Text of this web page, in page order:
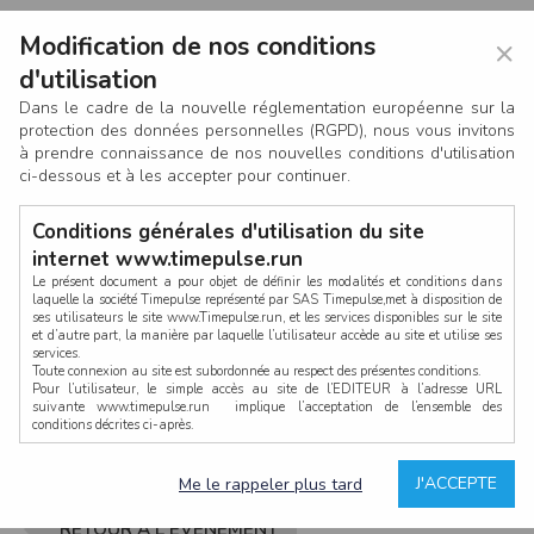
CONNEXION
RETOUR À L'ÉVÈNEMENT
×
Modification de nos conditions
d'utilisation
Dans le cadre de la nouvelle réglementation européenne sur la
protection des données personnelles (RGPD), nous vous invitons
à prendre connaissance de nos nouvelles conditions d'utilisation
ci-dessous et à les accepter pour continuer.
Conditions générales d'utilisation du site
internet www.timepulse.run
Le présent document a pour objet de définir les modalités et conditions dans
laquelle la société Timepulse représenté par SAS Timepulse,met à disposition de
ses utilisateurs le site www.Timepulse.run, et les services disponibles sur le site
et d’autre part, la manière par laquelle l’utilisateur accède au site et utilise ses
services.
Toute connexion au site est subordonnée au respect des présentes conditions.
Pour l’utilisateur, le simple accès au site de l’EDITEUR à l’adresse URL
suivante www.timepulse.run implique l’acceptation de l’ensemble des
conditions décrites ci-après.
La structure générale du site www.timepulse.run, par quelque procédé que ce
soit, sans l'autorisation préalable et par écrit de Fourcherot Mickael et/ou de ses
J'ACCEPTE
Me le rappeler plus tard